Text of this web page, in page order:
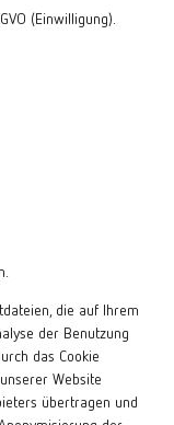
(Einwilligung).
die auf Ihrem
der Benutzung
das Cookie
Website
übertragen und